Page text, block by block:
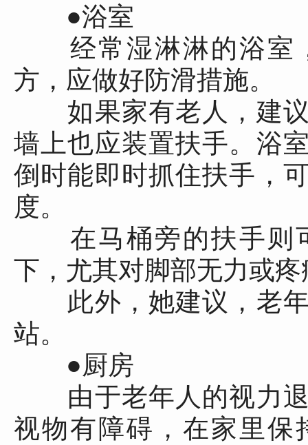
●浴室
经常湿淋淋的浴室
方，应做好防滑措施。
如果家有老人，建议
墙上也应装置扶手。浴
倒时能即时抓住扶手，
度。
在马桶旁的扶手则
下，尤其对脚部无力或
此外，她建议，老年
站。
●厨房
由于老年人的视力退
视物有障碍，在家里保